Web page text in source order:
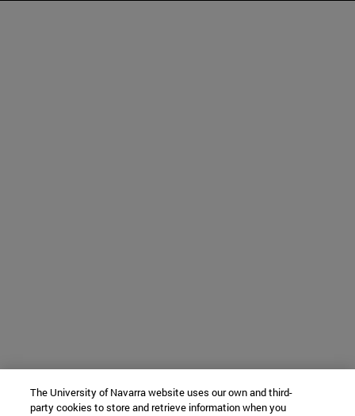
The University of Navarra website uses our own and third-
party cookies to store and retrieve information when you